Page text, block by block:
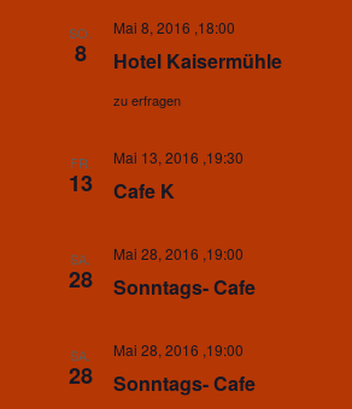
SO.
8 Hotel Kaisermühle
Mai 8, 2016 ,18:00
zu erfragen
FR.
13 Cafe K
Mai 13, 2016 ,19:30
SA.
28 Sonntags- Cafe
Mai 28, 2016 ,19:00
SA.
28 Sonntags- Cafe
Mai 28, 2016 ,19:00